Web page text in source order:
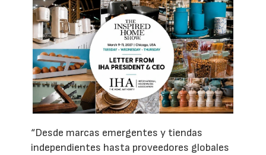
“Desde marcas emergentes y tiendas
independientes hasta proveedores globales